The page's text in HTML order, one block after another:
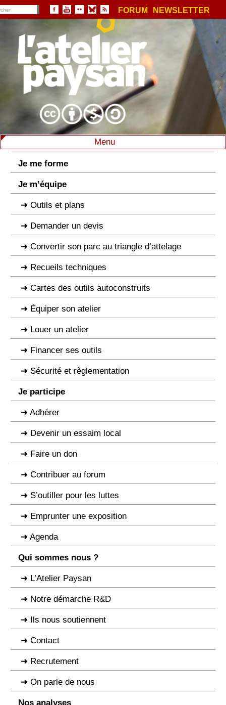
FORUM NEWSLETTER
Menu
Je me forme
Je m’équipe
Outils et plans
Demander un devis
Convertir son parc au triangle d’attelage
Recueils techniques
Cartes des outils autoconstruits
Équiper son atelier
Louer un atelier
Financer ses outils
Sécurité et règlementation
Je participe
Adhérer
Devenir un essaim local
Faire un don
Contribuer au forum
S’outiller pour les luttes
Emprunter une exposition
Agenda
Qui sommes nous ?
L’Atelier Paysan
Notre démarche R&D
Ils nous soutiennent
Contact
Recrutement
On parle de nous
Nos analyses